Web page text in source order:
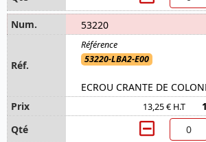
53220
53220-LBA2-E00
ECROU CRANTE DE
13,25 € H.T